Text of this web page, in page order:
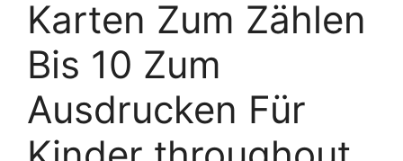
Karten Zum Zählen
Bis 10 Zum
Ausdrucken Für